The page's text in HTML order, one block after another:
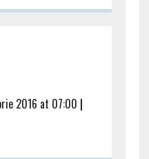
2016 at 07:00 |